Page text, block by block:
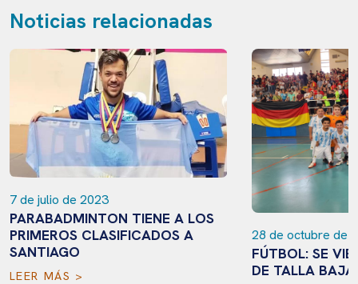
Noticias relacionadas
7 de julio de 2023
PARABADMINTON TIENE A LOS
PRIMEROS CLASIFICADOS A
SANTIAGO
LEER MÁS >
28 de octubre de
FÚTBOL: SE
DE TALLA BAJA